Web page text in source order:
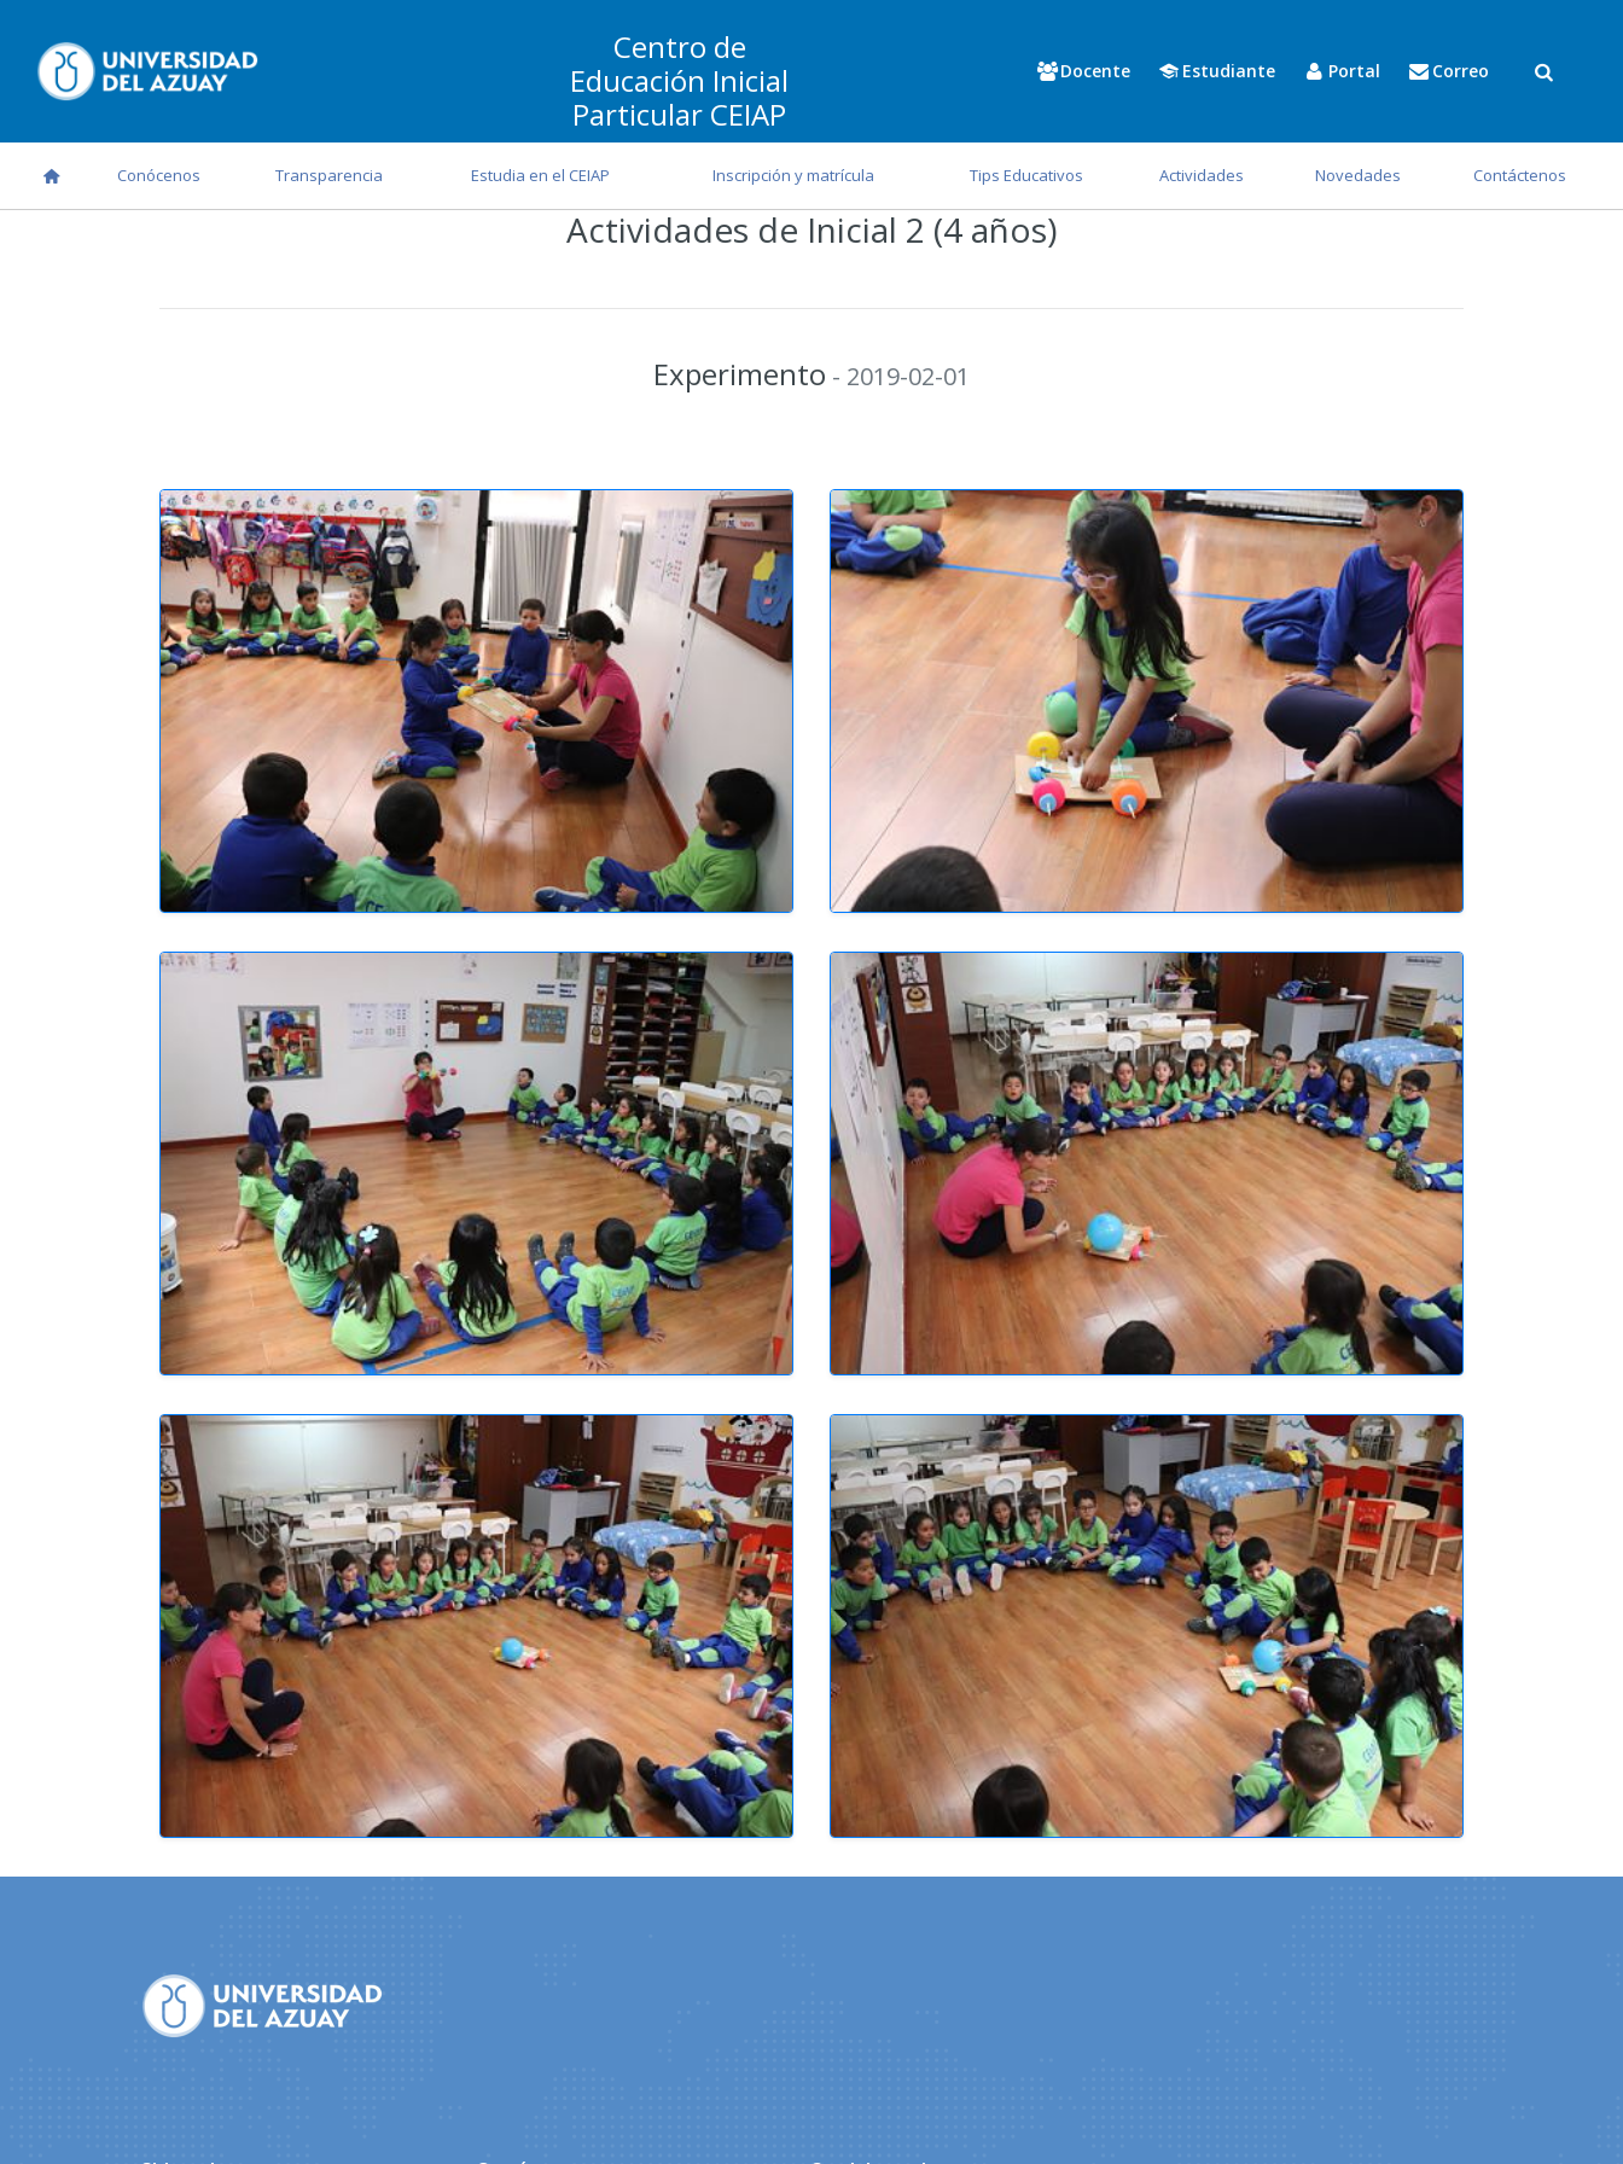
Centro de
Educación Inicial
Particular CEIAP
Docente Estudiante Portal Correo
Conócenos Transparencia Estudia en el CEIAP Inscripción y matrícula Tips Educativos Actividades Novedades Contáctenos
Actividades de Inicial 2 (4 años)
Experimento - 2019-02-01